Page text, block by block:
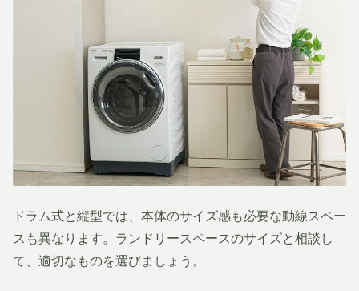
ドラム式と縦型では、本体のサイズ感も必要な動線スペー
スも異なります。ランドリースペースのサイズと相談し
て、適切なものを選びましょう。